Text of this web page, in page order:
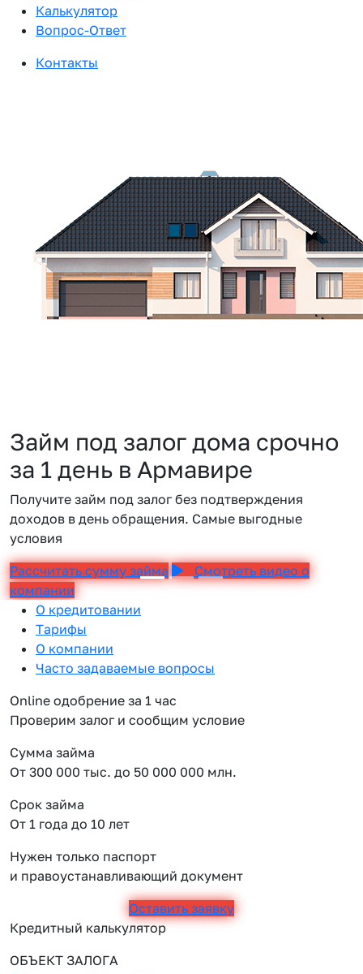
Калькулятор
Вопрос-Ответ
Контакты
Займ под залог дома срочно
за 1 день в Армавире
Получите займ под залог без подтверждения
доходов в день обращения. Самые выгодные
условия
Рассчитать сумму займа
Смотреть видео о
компании
О кредитовании
Тарифы
О компании
Часто задаваемые вопросы
Online одобрение за 1 час
Проверим залог и сообщим условие
Сумма займа
От 300 000 тыс. до 50 000 000 млн.
Срок займа
От 1 года до 10 лет
Нужен только паспорт
и правоустанавливающий документ
Оставить заявку
Кредитный калькулятор
ОБЪЕКТ ЗАЛОГА